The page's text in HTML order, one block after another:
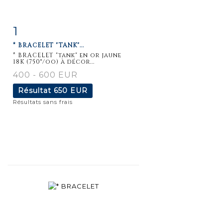
détaillée
1
* BRACELET "TANK"...
* BRACELET "tank" en or jaune
18K (750°/oo) à décor...
400 - 600 EUR
Résultat 650 EUR
Résultats sans frais